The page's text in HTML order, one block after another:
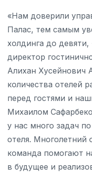
«Нам доверили
Палас, тем самым
холдинга до
директор
Алихан Хусейнович
количества отелей
перед гостями и
Михаилом
у нас много задач
отеля. Многолетний
команда помогают
в будущее и